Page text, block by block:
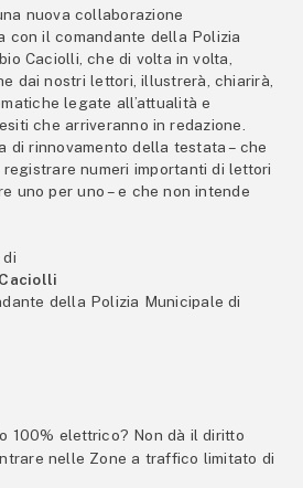
nuova collaborazione
con il comandante della Polizia
Caciolli, che di volta in volta,
dai nostri lettori, illustrerà, chiarirà,
legate all’attualità e
che arriveranno in redazione.
di rinnovamento della testata – che
numeri importanti di lettori
uno per uno – e che non intende
della Polizia Municipale di
100% elettrico? Non dà il diritto
nelle Zone a traffico limitato di